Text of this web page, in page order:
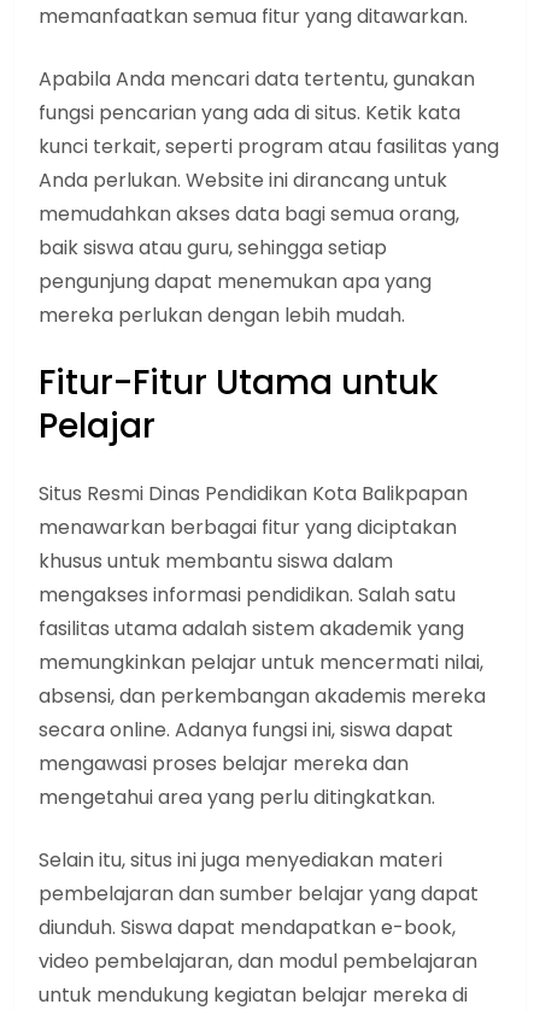
memanfaatkan semua fitur yang ditawarkan.
Apabila Anda mencari data tertentu, gunakan
fungsi pencarian yang ada di situs. Ketik kata
kunci terkait, seperti program atau fasilitas yang
Anda perlukan. Website ini dirancang untuk
memudahkan akses data bagi semua orang,
baik siswa atau guru, sehingga setiap
pengunjung dapat menemukan apa yang
mereka perlukan dengan lebih mudah.
Fitur-Fitur Utama untuk
Pelajar
Situs Resmi Dinas Pendidikan Kota Balikpapan
menawarkan berbagai fitur yang diciptakan
khusus untuk membantu siswa dalam
mengakses informasi pendidikan. Salah satu
fasilitas utama adalah sistem akademik yang
memungkinkan pelajar untuk mencermati nilai,
absensi, dan perkembangan akademis mereka
secara online. Adanya fungsi ini, siswa dapat
mengawasi proses belajar mereka dan
mengetahui area yang perlu ditingkatkan.
Selain itu, situs ini juga menyediakan materi
pembelajaran dan sumber belajar yang dapat
diunduh. Siswa dapat mendapatkan e-book,
video pembelajaran, dan modul pembelajaran
untuk mendukung kegiatan belajar mereka di